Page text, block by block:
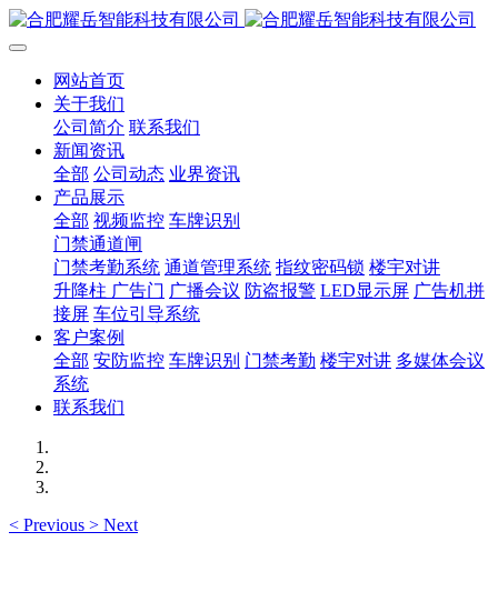
网站首页
关于我们
公司简介 联系我们
新闻资讯
全部 公司动态 业界资讯
产品展示
全部 视频监控 车牌识别
门禁通道闸
门禁考勤系统 通道管理系统 指纹密码锁 楼宇对讲
升降柱 广告门 广播会议 防盗报警 LED显示屏 广告机拼
接屏 车位引导系统
客户案例
全部 安防监控 车牌识别 门禁考勤 楼宇对讲 多媒体会议
系统
联系我们
< Previous > Next